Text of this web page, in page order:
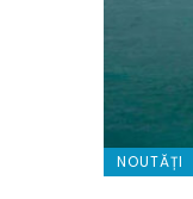
NOUTĂȚI